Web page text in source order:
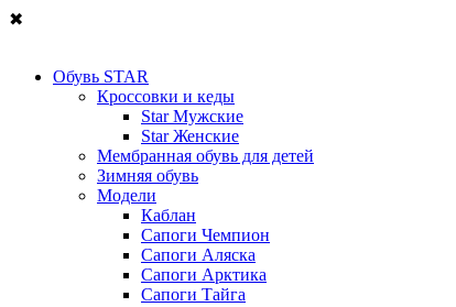
✖
Обувь STAR
Кроссовки и кеды
Star Мужские
Star Женские
Мембранная обувь для детей
Зимняя обувь
Модели
Каблан
Сапоги Чемпион
Сапоги Аляска
Сапоги Арктика
Сапоги Тайга